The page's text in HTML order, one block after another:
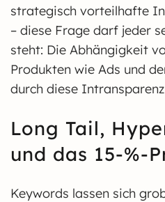
strategisch vorteilhafte
– diese Frage darf jeder
steht: Die Abhängigkeit
Produkten wie Ads und
durch diese
Long Tail,
und das 15-%-
Keywords lassen sich